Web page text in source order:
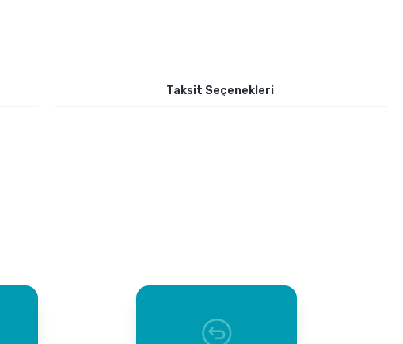
Taksit Seçenekleri